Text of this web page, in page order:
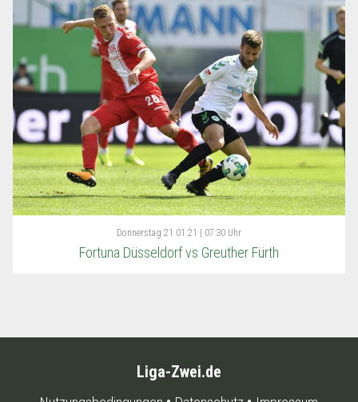
Donnerstag 21.01.21 | 07:30 Uhr
Fortuna Düsseldorf vs Greuther Fürth
Liga-Zwei.de